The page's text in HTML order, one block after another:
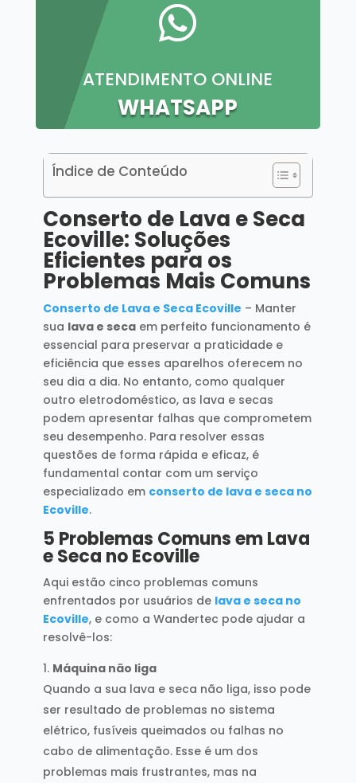

ATENDIMENTO ONLINE
WHATSAPP
Índice de Conteúdo
Conserto de Lava e Seca
Ecoville: Soluções
Eficientes para os
Problemas Mais Comuns
Conserto de Lava e Seca Ecoville – Manter
sua lava e secaem perfeito funcionamento é
essencial para preservar a praticidade e
eficiência que esses aparelhos oferecem no
seu dia a dia. No entanto, como qualquer
outro eletrodoméstico, as lava e secas
podem apresentar falhas que comprometem
seu desempenho. Para resolver essas
questões de forma rápida e eficaz, é
fundamental contar com um serviço
especializado em conserto de lava e seca no
Ecoville.
5 Problemas Comuns em Lava
e Seca no Ecoville
Aqui estão cinco problemas comuns
enfrentados por usuários de lava e seca no
Ecoville, e como a Wandertec pode ajudar a
resolvê-los:
Máquina não liga
Quando a sua lava e seca não liga, isso pode
ser resultado de problemas no sistema
elétrico, fusíveis queimados ou falhas no
cabo de alimentação. Esse é um dos
problemas mais frustrantes, mas na